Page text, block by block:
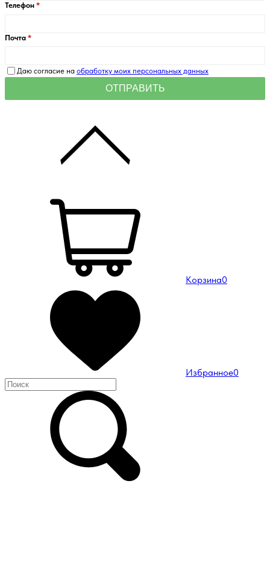
Телефон
Почта
Даю согласие на обработку моих персональных данных
Корзина0
Избранное0